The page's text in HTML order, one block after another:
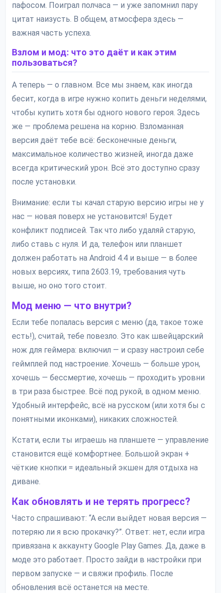
пафосом. Поиграл полчаса — и уже запомнил пару
цитат наизусть. В общем, атмосфера здесь —
важная часть успеха.
Взлом и мод: что это даёт и как этим
пользоваться?
А теперь — о главном. Все мы знаем, как иногда
бесит, когда в игре нужно копить деньги неделями,
чтобы купить хотя бы одного нового героя. Здесь
же — проблема решена на корню. Взломанная
версия даёт тебе всё: бесконечные деньги,
максимальное количество жизней, иногда даже
всегда критический урон. Всё это доступно сразу
после установки.
Внимание: если ты качал старую версию игры не у
нас — новая поверх не установится! Будет
конфликт подписей. Так что либо удаляй старую,
либо ставь с нуля. И да, телефон или планшет
должен работать на Android 4.4 и выше — в более
новых версиях, типа 2603.19, требования чуть
выше, но оно того стоит.
Мод меню — что внутри?
Если тебе попалась версия с меню (да, такое тоже
есть!), считай, тебе повезло. Это как швейцарский
нож для геймера: включил — и сразу настроил себе
геймплей под настроение. Хочешь — больше урон,
хочешь — бессмертие, хочешь — проходить уровни
в три раза быстрее. Всё под рукой, в одном меню.
Удобный интерфейс, всё на русском (или хотя бы с
понятными иконками), никаких сложностей.
Кстати, если ты играешь на планшете — управление
становится ещё комфортнее. Большой экран +
чёткие кнопки = идеальный экшен для отдыха на
диване.
Как обновлять и не терять прогресс?
Часто спрашивают: “А если выйдет новая версия —
потеряю ли я всю прокачку?”. Ответ: нет, если игра
привязана к аккаунту Google Play Games. Да, даже в
моде это работает. Просто зайди в настройки при
первом запуске — и свяжи профиль. После
обновления всё останется на месте.